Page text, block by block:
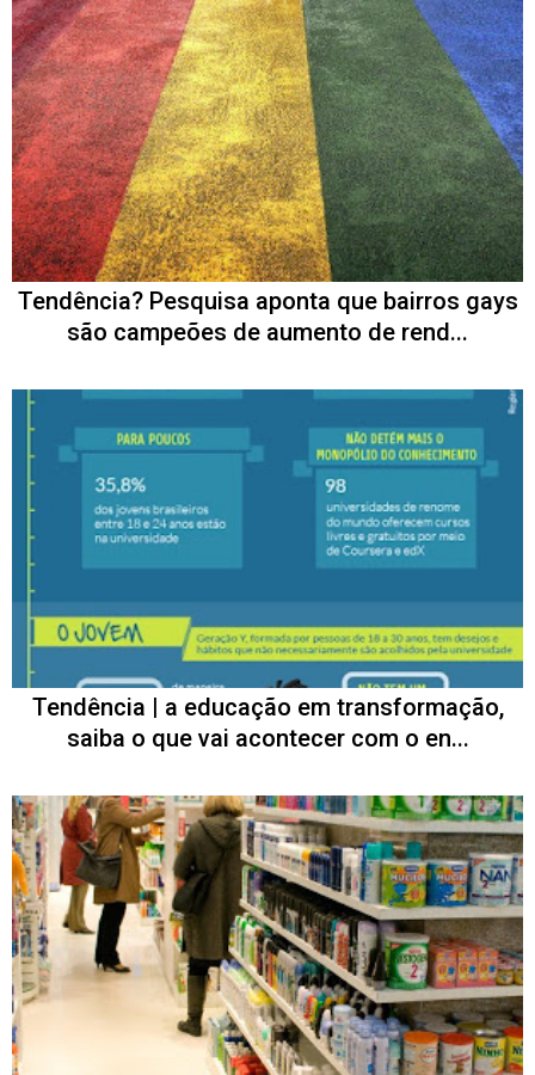
Tendência? Pesquisa aponta que bairros gays
são campeões de aumento de rend...
Tendência | a educação em transformação,
saiba o que vai acontecer com o en...